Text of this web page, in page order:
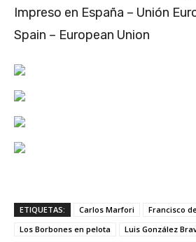
Impreso en España – Unión
Spain – European Union
ETIQUETAS: Carlos Marfori Francisco
Los Borbones en pelota
Luis González